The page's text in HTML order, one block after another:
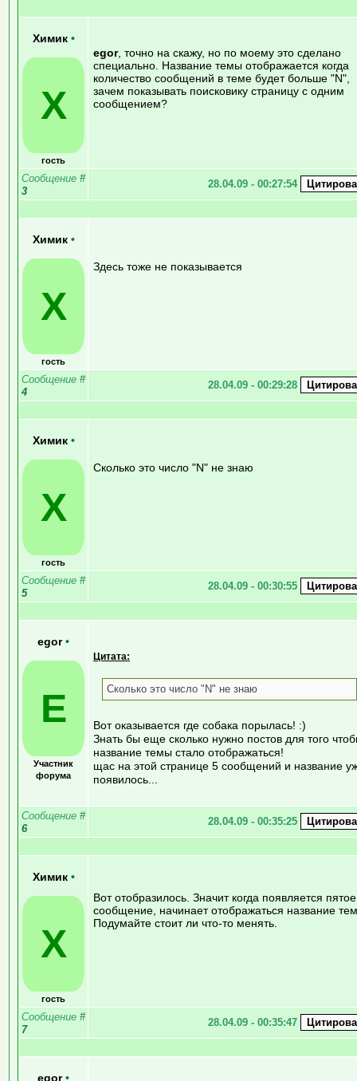
Химик •
Х
гость
egor, точно на скажу, но по моему это сделано
специально. Название темы отображается когда
количество сообщений в теме будет больше "N",
зачем показывать поисковику страницу с одним
сообщением?
Сообщение #
3
28.04.09 - 00:27:54
Химик •
Х
гость
Здесь тоже не показывается
Сообщение #
4
28.04.09 - 00:29:28
Химик •
Х
гость
Сколько это число "N" не знаю
Сообщение #
5
28.04.09 - 00:30:55
egor •
E
Участник
форума
Цитата:
Сколько это число "N" не знаю
Вот оказывается где собака порылась! :)
Знать бы еще сколько нужно постов для того
название темы стало отображаться!
щас на этой странице 5 сообщений и название
появилось...
Сообщение #
6
28.04.09 - 00:35:25
Химик •
Х
гость
Вот отобразилось. Значит когда появляется пятое
сообщение, начинает отображаться название
Подумайте стоит ли что-то менять.
Сообщение #
7
28.04.09 - 00:35:47
egor •